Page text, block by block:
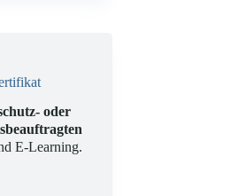
oder
E-Learning.